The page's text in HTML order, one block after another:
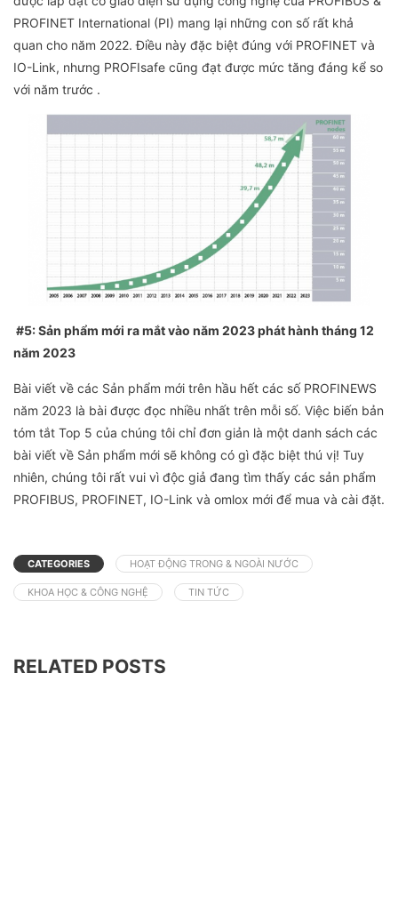
PROFINET International (PI) mang lại những con số rất khả
quan cho năm 2022. Điều này đặc biệt đúng với PROFINET và
IO-Link, nhưng PROFIsafe cũng đạt được mức tăng đáng kể so
với năm trước .
#5: Sản phẩm mới ra mắt vào năm 2023 phát hành tháng 12
năm 2023
Bài viết về các Sản phẩm mới trên hầu hết các số PROFINEWS
năm 2023 là bài được đọc nhiều nhất trên mỗi số. Việc biến bản
tóm tắt Top 5 của chúng tôi chỉ đơn giản là một danh sách các
bài viết về Sản phẩm mới sẽ không có gì đặc biệt thú vị! Tuy
nhiên, chúng tôi rất vui vì độc giả đang tìm thấy các sản phẩm
PROFIBUS, PROFINET, IO-Link và omlox mới để mua và cài đặt.
CATEGORIES HOẠT ĐỘNG TRONG & NGOÀI NƯỚC
KHOA HỌC & CÔNG NGHỆ TIN TỨC
RELATED POSTS